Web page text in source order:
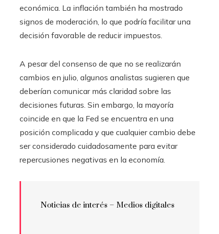
económica. La inflación también ha mostrado
signos de moderación, lo que podría facilitar una
decisión favorable de reducir impuestos.
A pesar del consenso de que no se realizarán
cambios en julio, algunos analistas sugieren que
deberían comunicar más claridad sobre las
decisiones futuras. Sin embargo, la mayoría
coincide en que la Fed se encuentra en una
posición complicada y que cualquier cambio debe
ser considerado cuidadosamente para evitar
repercusiones negativas en la economía.
Noticias de interés – Medios digitales